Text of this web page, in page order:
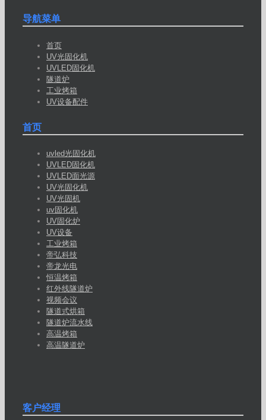
导航菜单
首页
UV光固化机
UVLED固化机
隧道炉
工业烤箱
UV设备配件
首页
uvled光固化机
UVLED固化机
UVLED面光源
UV光固化机
UV光固机
uv固化机
UV固化炉
UV设备
工业烤箱
帝弘科技
帝龙光电
恒温烤箱
红外线隧道炉
视频会议
隧道式烘箱
隧道炉流水线
高温烤箱
高温隧道炉
客户经理